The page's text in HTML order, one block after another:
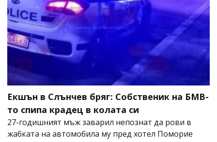
Екшън в Слънчев бряг: Собственик на БМВ-
то спипа крадец в колата си
27-годишният мъж заварил непознат да рови в
жабката на автомобила му пред хотел Поморие